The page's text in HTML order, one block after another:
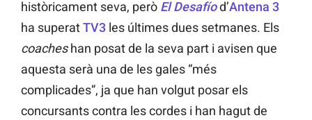
històricament seva, però El Desafíod’Antena 3
ha superatTV3 les últimes dues setmanes. Els
coacheshan posat de la seva part i avisen que
aquesta serà una de les gales “més
complicades”, ja que han volgut posar els
concursants contra les cordes i han hagut de